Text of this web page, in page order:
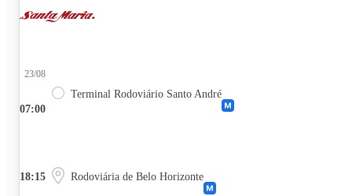
07:00
23/08
Terminal Rodoviário Santo André
18:15 Rodoviária de Belo Horizonte